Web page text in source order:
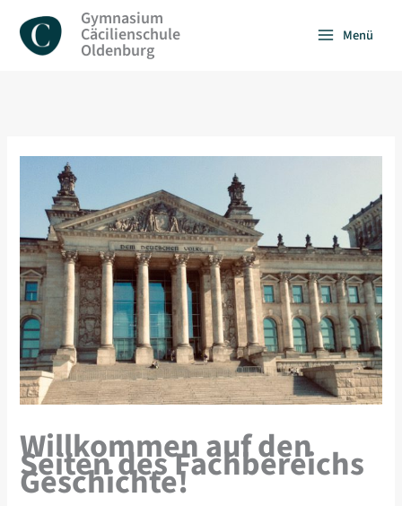
Inhalt
springen
Gymnasium
Cäcilienschule
Oldenburg
Menü
Willkommen auf den
Seiten des Fachbereichs
Geschichte!